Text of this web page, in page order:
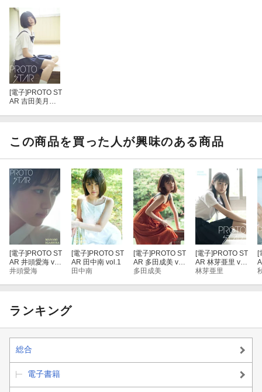
[電子]PROTO ST
AR 吉田美月喜 v
この商品を買った人が興味のある商品
[電子]PROTO ST
AR 井頭愛海 vol.
1
井頭愛海
[電子]PROTO ST
AR 田中南 vol.1
田中南
[電子]PROTO ST
AR 多田成美 vol.
1
多田成美
[電子]PROTO ST
AR 林芽亜里 vol.
1
林芽亜里
[
1
ランキング
総合
電子書籍